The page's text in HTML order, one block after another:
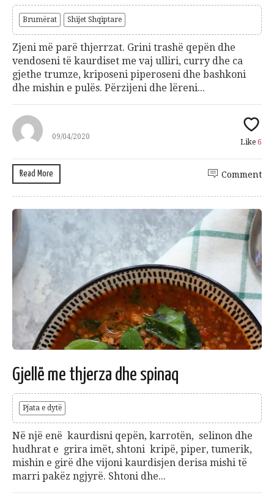
Brumërat Shijet Shqiptare
Zjeni më parë thjerrzat. Grini trashë qepën dhe
vendoseni të kaurdiset me vaj ulliri, curry dhe ca
gjethe trumze, kriposeni piperoseni dhe bashkoni
dhe mishin e pulës. Përzijeni dhe lëreni...
09/04/2020
Like 6
Read More Comment
Gjellë me thjerza dhe spinaq
Pjata e dytë
Në një enë kaurdisni qepën, karrotën, selinon dhe
hudhrat e grira imët, shtoni kripë, piper, tumerik,
mishin e girë dhe vijoni kaurdisjen derisa mishi të
marri pakëz ngjyrë. Shtoni dhe...